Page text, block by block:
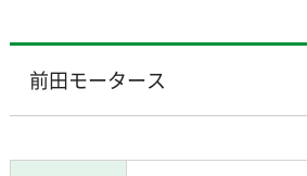
前田モータース